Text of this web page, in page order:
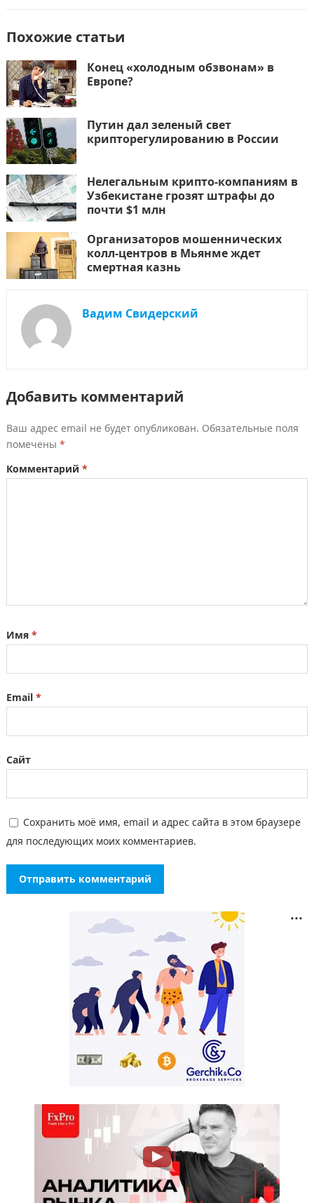
Похожие статьи
Конец «холодным обзвонам» в
Европе?
Путин дал зеленый свет
крипторегулированию в России
Нелегальным крипто-компаниям в
Узбекистане грозят штрафы до
почти $1 млн
Организаторов мошеннических
колл-центров в Мьянме ждет
смертная казнь
Вадим Свидерский
Добавить комментарий
Ваш адрес email не будет опубликован. Обязательные поля
помечены *
Комментарий *
Имя *
Email *
Сайт
Сохранить моё имя, email и адрес сайта в этом браузере
для последующих моих комментариев.